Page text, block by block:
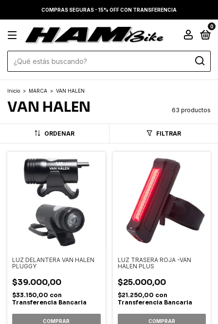
COMPRAS SEGURAS - 15% OFF CON TRANSFERENCIA
0
Inicio > MARCA > VAN HALEN
VAN HALEN 63 productos
ORDENAR FILTRAR
LUZ DELANTERA VAN HALEN
PLUGGY
$39.000,00
$33.150,00 con
Transferencia Bancaria
LUZ TRASERA ROJA -VAN
HALEN PLUS
$25.000,00
$21.250,00 con
Transferencia Bancaria